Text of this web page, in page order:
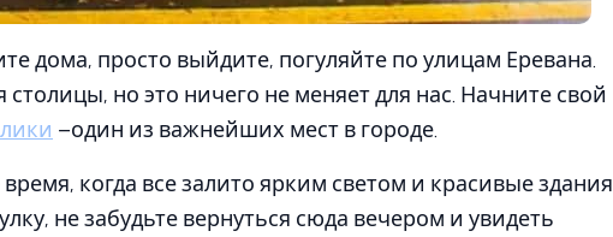
дома, просто выйдите, погуляйте по улицам Еревана.
но это ничего не меняет для нас. Начните свой
–один из важнейших мест в городе.
когда все залито ярким светом и красивые здания
не забудьте вернуться сюда вечером и увидеть